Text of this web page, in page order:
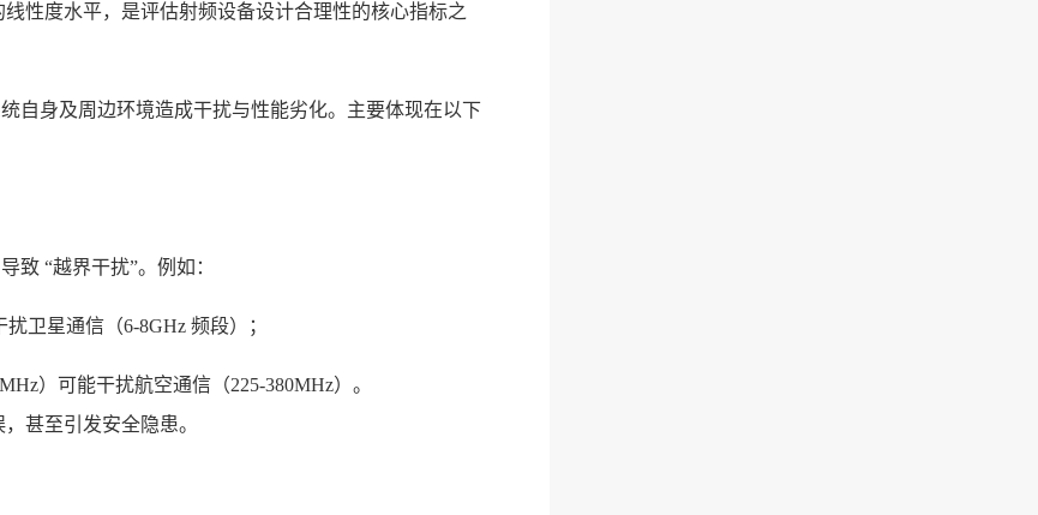
性度水平，是评估射频设备设计合理性的核心指标之
自身及周边环境造成干扰与性能劣化。主要体现在以下
致 “越界干扰”。例如：
卫星通信（6-8GHz 频段）；
）可能干扰航空通信（225-380MHz）。
甚至引发安全隐患。